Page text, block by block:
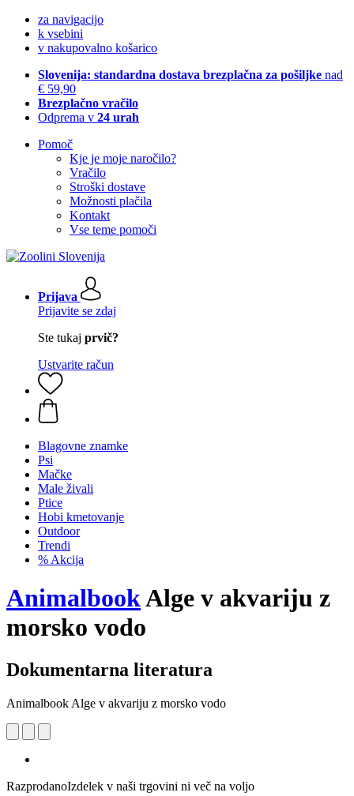
za navigacijo
k vsebini
v nakupovalno košarico
Slovenija: standardna dostava brezplačna za pošiljke nad
€ 59,90
Brezplačno vračilo
Odprema v 24 urah
Pomoč
Kje je moje naročilo?
Vračilo
Stroški dostave
Možnosti plačila
Kontakt
Vse teme pomoči
Prijava
Prijavite se zdaj
Ste tukaj prvič?
Ustvarite račun
Blagovne znamke
Psi
Mačke
Male živali
Ptice
Hobi kmetovanje
Outdoor
Trendi
% Akcija
AnimalbookAlge v akvariju z
morsko vodo
Dokumentarna literatura
Animalbook Alge v akvariju z morsko vodo
RazprodanoIzdelek v naši trgovini ni več na voljo